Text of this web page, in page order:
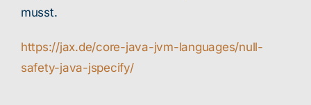
musst.
https://jax.de/core-java-jvm-languages/null-
safety-java-jspecify/